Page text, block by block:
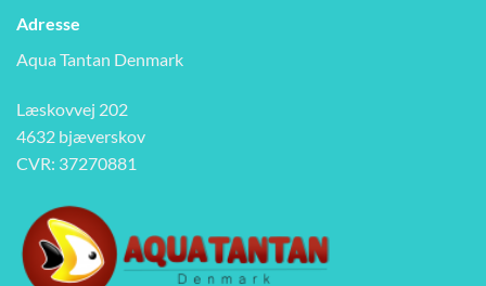
Adresse
Aqua Tantan Denmark
Læskovvej 202
4632 bjæverskov
CVR: 37270881